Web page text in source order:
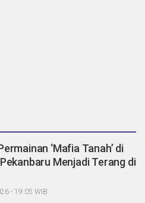
‘Mafia Tanah’ di
Menjadi Terang di
- 19:05 WIB